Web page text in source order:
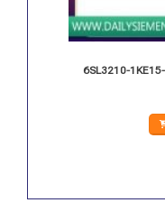
6SL3210-